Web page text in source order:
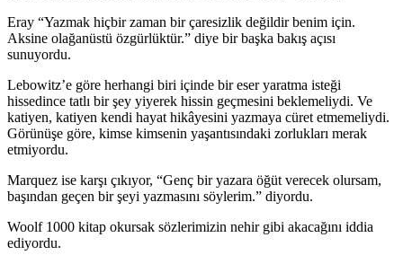
Eray “Yazmak hiçbir zaman bir çaresizlik değildir benim için.
Aksine olağanüstü özgürlüktür.” diye bir başka bakış açısı
sunuyordu.
Lebowitz’e göre herhangi biri içinde bir eser yaratma isteği
hissedince tatlı bir şey yiyerek hissin geçmesini beklemeliydi. Ve
katiyen, katiyen kendi hayat hikâyesini yazmaya cüret etmemeliydi.
Görünüşe göre, kimse kimsenin yaşantısındaki zorlukları merak
etmiyordu.
Marquez ise karşı çıkıyor, “Genç bir yazara öğüt verecek olursam,
başından geçen bir şeyi yazmasını söylerim.” diyordu.
Woolf 1000 kitap okursak sözlerimizin nehir gibi akacağını iddia
ediyordu.